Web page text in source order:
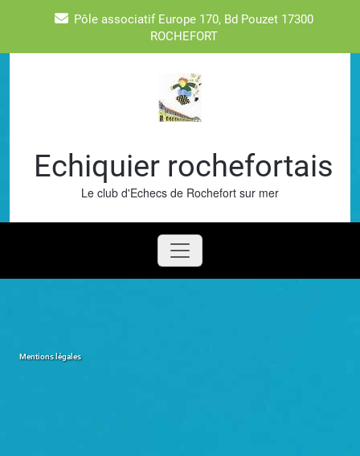
Pôle associatif Europe 170, Bd Pouzet 17300
ROCHEFORT
Echiquier rochefortais
Le club d'Echecs de Rochefort sur mer
Mentions légales